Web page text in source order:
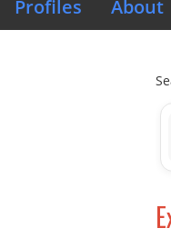
Profiles
About